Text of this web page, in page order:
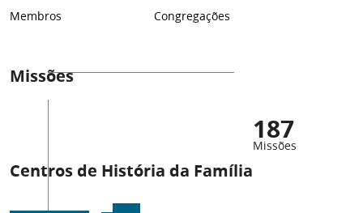
Membros Congregações
Missões
187
Missões
Centros de História da Família